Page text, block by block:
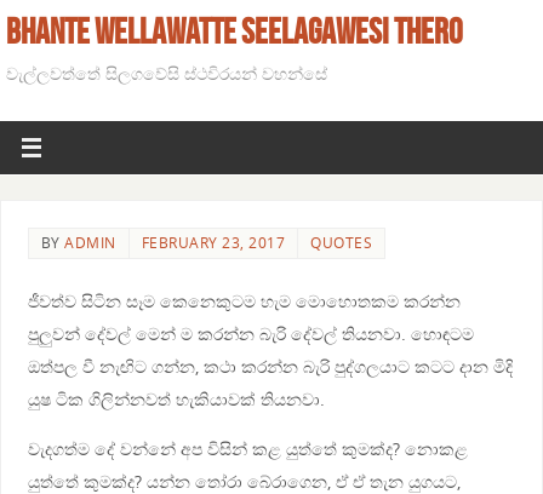
BHANTE WELLAWATTE SEELAGAWESI THERO
වැල්ලවත්තේ සිලගවේසි ස්ථවිරයන් වහන්සේ
BYADMIN FEBRUARY 23, 2017 QUOTES
ජීවත්ව සිටින සෑම කෙනෙකුටම හැම මොහොතකම කරන්න
පුලුවන් දේවල් මෙන් ම කරන්න බැරි දේවල් තියනවා. හොඳටම
ඔත්පල වී නැඟිට ගන්න, කථා කරන්න බැරි පුද්ගලයාට කටට දාන මිදි
යුෂ ටික ගිලින්නවත් හැකියාවක් තියනවා.
වැදගත්ම දේ වන්නේ අප විසින් කළ යුත්තේ කුමක්ද? නොකළ
යුත්තේ කුමක්ද? යන්න තෝරා බේරාගෙන, ඒ ඒ තැන යුගයට,